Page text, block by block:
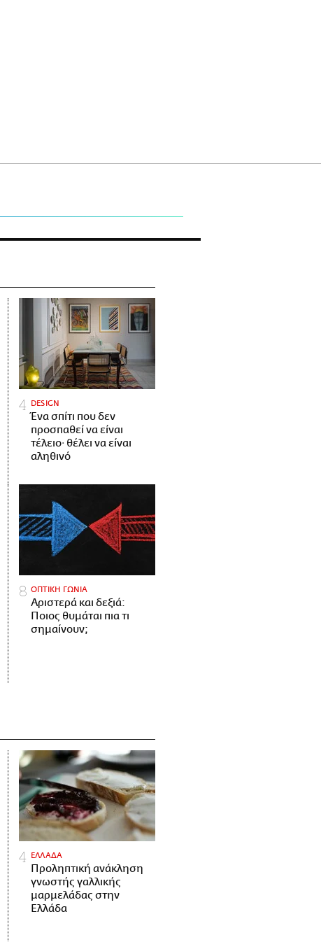
DESIGN
Ένα σπίτι που δεν
προσπαθεί να είναι
τέλειο· θέλει να είναι
αληθινό
ΟΠΤΙΚΗ ΓΩΝΙΑ
Αριστερά και δεξιά:
Ποιος θυμάται πια τι
σημαίνουν;
ΕΛΛΑΔΑ
Προληπτική ανάκληση
γνωστής γαλλικής
μαρμελάδας στην
Ελλάδα